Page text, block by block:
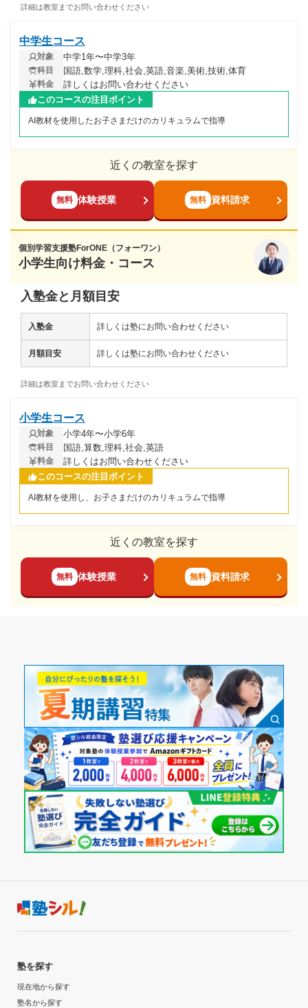
詳細は教室までお問い合わせください
中学生コース
対象 中学1年〜中学3年
科目 国語,数学,理科,社会,英語,音楽,美術,技術,体育
料金
詳しくはお問い合わせください
このコースの注目ポイント
AI教材を使用したお子さまだけのカリキュラムで指導
近くの教室を探す
無料 体験授業 無料 資料請求
個別学習支援塾ForONE（フォーワン）
小学生向け料金・コース
入塾金と月額目安
入塾金 詳しくは塾にお問い合わせください
月額目安 詳しくは塾にお問い合わせください
詳細は教室までお問い合わせください
小学生コース
対象 小学4年〜小学6年
科目 国語,算数,理科,社会,英語
料金
詳しくはお問い合わせください
このコースの注目ポイント
AI教材を使用し、お子さまだけのカリキュラムで指導
近くの教室を探す
無料 体験授業 無料 資料請求
塾を探す
現在地から探す
塾名から探す